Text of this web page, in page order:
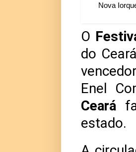
Nova
O
do
Enel
Ceará
estado.